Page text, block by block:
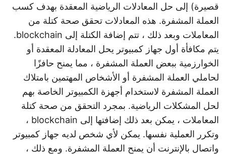
قصيرة) إلى حل المعادلات الرياضية المعقدة بهدف كسب
العملة المشفرة. هذه المعادلات تحقق صحة كتلة من
المعاملات وبعد ذلك ، تتم إضافة الكتلة إلى blockchain.
يتم مكافأة أول جهاز كمبيوتر يحل المعادلة المعقدة أو
الخوارزمية ببعض العملة المشفرة ، مما يمنح حافزًا
لحاملي العملة المشفرة أو الأشخاص المهتمين بامتلاك
العملة المشفرة لاستخدام أجهزة الكمبيوتر الخاصة بهم
لحل المشكلات الرياضية. بمجرد التحقق من صحة كتلة
المعاملات ، يمكن بعد ذلك إضافتها إلى blockchain ،
وتكرر العملية نفسها. يمكن لأي شخص لديه جهاز كمبيوتر
واتصال بالإنترنت أن يمنح العملة المشفرة. ومع ذلك ،